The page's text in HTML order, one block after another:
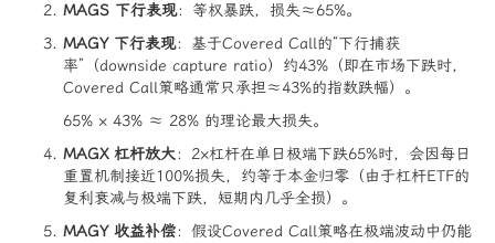
MAGS 下行表现：等权暴跌，损失≈65%。
MAGY 下行表现：基于Covered Call的“下行捕获
率”（downside capture ratio）约43%（即在市场下跌时，
Covered Call策略通常只承担≈43%的指数跌幅）。
65% × 43% ≈ 28% 的理论最大损失。
MAGX 杠杆放大：2×杠杆在单日极端下跌65%时，会因每日
重置机制接近100%损失，约等于本金归零（由于杠杆ETF的
复利衰减与极端下跌，短期内几乎全损）。
MAGY 收益补偿：假设Covered Call策略在极端波动中仍能